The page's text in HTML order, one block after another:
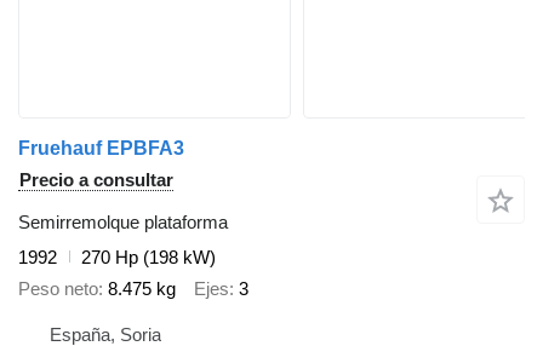
Fruehauf EPBFA3
Precio a consultar
Semirremolque plataforma
1992
270 Hp (198 kW)
Peso neto 8.475 kg Ejes 3
España, Soria